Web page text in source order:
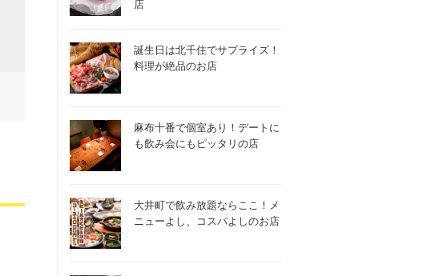
店
誕生日は北千住でサプライズ！
料理が絶品のお店
麻布十番で個室あり！デートに
も飲み会にもピッタリの店
大井町で飲み放題ならここ！メ
ニューよし、コスパよしのお店